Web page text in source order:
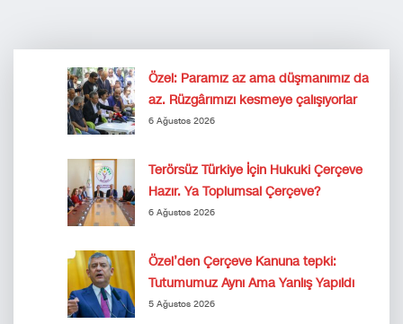
Özel: Paramız az ama düşmanımız da
az. Rüzgârımızı kesmeye çalışıyorlar
6 Ağustos 2026
Terörsüz Türkiye İçin Hukuki Çerçeve
Hazır. Ya Toplumsal Çerçeve?
6 Ağustos 2026
Özel’den Çerçeve Kanuna tepki:
Tutumumuz Aynı Ama Yanlış Yapıldı
5 Ağustos 2026